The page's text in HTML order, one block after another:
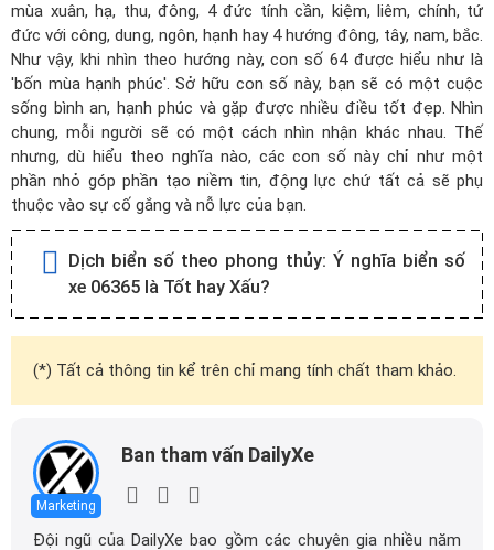
mùa xuân, hạ, thu, đông, 4 đức tính cần, kiệm, liêm, chính, tứ
đức với công, dung, ngôn, hạnh hay 4 hướng đông, tây, nam, bắc.
Như vậy, khi nhìn theo hướng này, con số 64 được hiểu như là
'bốn mùa hạnh phúc'. Sở hữu con số này, bạn sẽ có một cuộc
sống bình an, hạnh phúc và gặp được nhiều điều tốt đẹp. Nhìn
chung, mỗi người sẽ có một cách nhìn nhận khác nhau. Thế
nhưng, dù hiểu theo nghĩa nào, các con số này chỉ như một
phần nhỏ góp phần tạo niềm tin, động lực chứ tất cả sẽ phụ
thuộc vào sự cố gắng và nỗ lực của bạn.
Dịch biển số theo phong thủy: Ý nghĩa biển số
xe 06365 là Tốt hay Xấu?
(*) Tất cả thông tin kể trên chỉ mang tính chất tham khảo.
Marketing
Ban tham vấn DailyXe
Đội ngũ của DailyXe bao gồm các chuyên gia nhiều năm